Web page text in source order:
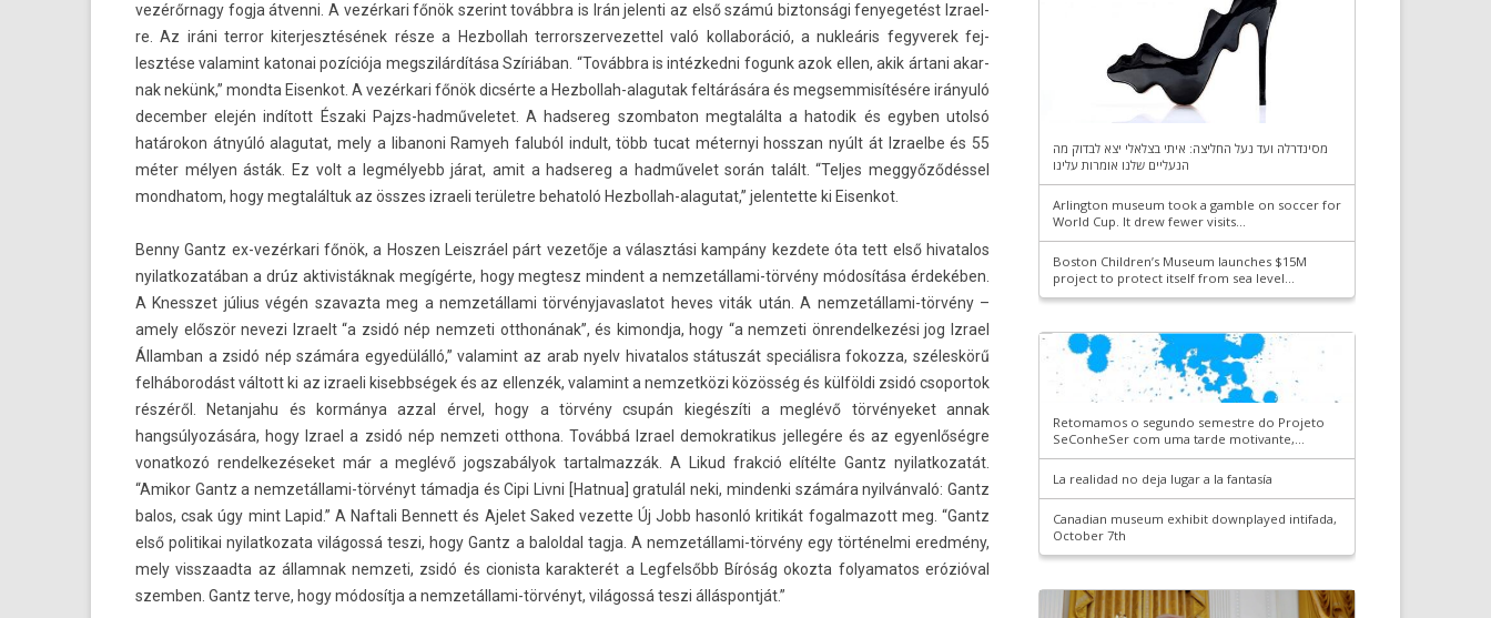
vezérőrnagy fogja átven­ni. A vezérkari főnök szerint továbbra is Irán jelen­ti az első számú bi­zton­sági fenyegetést Iz­rael­
re. Az iráni ter­ror kiter­jesztésének része a Hez­bollah ter­rorszer­vezet­tel való kol­laboráció, a nukleáris fegyverek fej­
lesztése valamint katonai pozíciója megszilár­dítása Szíriában. “Továbbra is in­téz­kedni fogunk azok ellen, akik ártani akar­
nak nekünk,” mondta Eisen­kot. A vezérkari főnök dicsérte a Hezbollah-alagutak feltárására és meg­semmisítésére irányuló
de­cemb­er elején indított Északi Pajzs-hadműveletet. A had­sereg szom­baton meg­talál­ta a hatodik és egyb­en utolsó
határokon átnyúló al­agutat, mely a li­banoni Ramyeh faluból in­dult, több tucat méter­nyi hosszan nyúlt át Iz­rael­be és 55
méter mélyen ásták. Ez volt a legmélyebb járat, amit a had­sereg a hadművelet során talált. “Tel­jes meggyőződéssel
mondhatom, hogy meg­talál­tuk az összes iz­raeli területre be­hatoló Hezbollah-alagutat,” jelen­tette ki Eisen­kot.
Benny Gantz ex-vezérkari főnök, a Hosz­en Leiszráel párt vezetője a választási kampány kez­dete óta tett első hivatalos
nyilat­kozatában a drúz ak­tivis­táknak megígérte, hogy meg­tesz min­dent a nemzetállami-törvény módosítása érdekében.
A Knesszet július végén szavaz­ta meg a nem­zetál­lami tör­vényjavas­latot heves viták után. A nemzetállami-törvény –
amely először nevezi Iz­raelt “a zsidó nép nem­zeti otthonának”, és kimondja, hogy “a nem­zeti önren­delkezési jog Iz­rael
Állam­ban a zsidó nép számára egyedülálló,” valamint az arab nyelv hivatalos státuszát speciálisra fokoz­za, széleskörű
felháborodást váltott ki az iz­raeli kisebbségek és az el­lenzék, valamint a nem­zetközi közösség és külföldi zsidó csopor­tok
részéről. Netan­jahu és kormánya azzal érvel, hogy a törvény csupán kiegészíti a meglévő tör­vényeket annak
hangsúlyozására, hogy Iz­rael a zsidó nép nem­zeti otthona. Továbbá Iz­rael de­mok­ratikus jel­legére és az egyen­lőség­re
vonat­kozó re­ndel­kezéseket már a meglévő jogszabályok tar­talmaz­zák. A Likud frak­ció elítélte Gantz nyilat­kozatát.
“Amikor Gantz a nemzetállami-törvényt támadja és Cipi Livni [Hat­nua] gratulál neki, min­denki számára nyilvánvaló: Gantz
balos, csak úgy mint Lapid.” A Naf­tali Be­nnett és Ajelet Saked vezet­te Új Jobb hasonló kritikát fogal­mazott meg. “Gantz
első politikai nyilat­kozata világossá teszi, hogy Gantz a balold­al tagja. A nemzetállami-törvény egy történelmi eredmény,
mely visszaad­ta az állam­nak nem­zeti, zsidó és cionis­ta karak­terét a Leg­felsőbb Bíróság okoz­ta folyamatos erózióval
szemb­en. Gantz terve, hogy módosítja a nemzetállami-törvényt, világossá teszi állás­pontját.”